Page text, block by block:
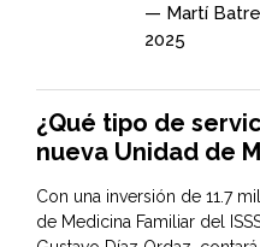
— Martí
2025
¿Qué tipo de
nueva Unidad de
Con una inversión de 11.7
de Medicina Familiar del